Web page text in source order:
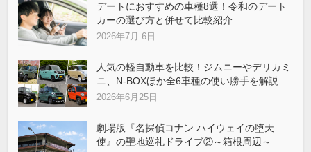
デートにおすすめの車種8選！令和のデート
カーの選び方と併せて比較紹介
2026年7月 6日
人気の軽自動車を比較！ジムニーやデリカミ
ニ、N-BOXほか全6車種の使い勝手を解説
2026年6月25日
劇場版『名探偵コナン ハイウェイの堕天
使』の聖地巡礼ドライブ②～箱根周辺～